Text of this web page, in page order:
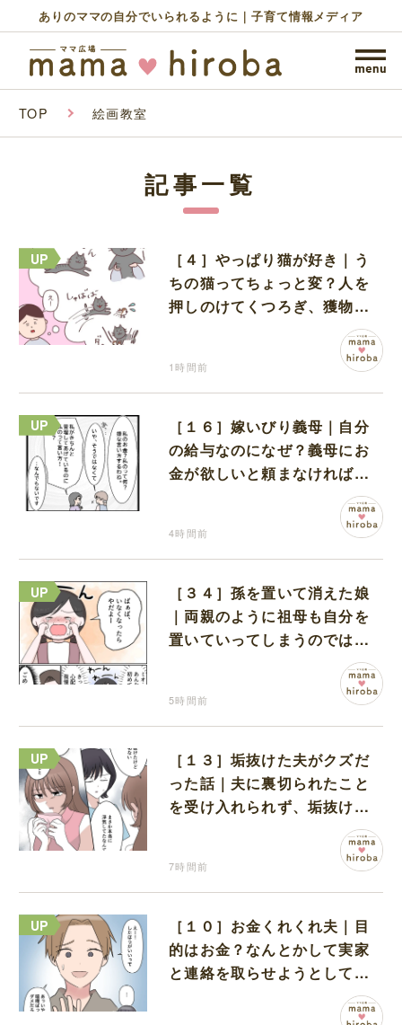
ありのママの自分でいられるように｜子育て情報メディア
TOP 絵画教室
記事一覧
［４］やっぱり猫が好き｜う
ちの猫ってちょっと変？人を
押しのけてくつろぎ、獲物に
も物怖じしない鋼のハート
1時間前
［１６］嫁いびり義母｜自分
の給与なのになぜ？義母にお
金が欲しいと頼まなければな
4時間前
［３４］孫を置いて消えた娘
｜両親のように祖母も自分を
置いていってしまうのでは？
と怯えて泣く孫に心が痛む
5時間前
［１３］垢抜けた夫がクズだ
った話｜夫に裏切られたこと
を受け入れられず、垢抜けた
ことが関係しているのかと嘆
7時間前
［１０］お金くれくれ夫｜目
的はお金？なんとかして実家
と連絡を取らせようとしてく